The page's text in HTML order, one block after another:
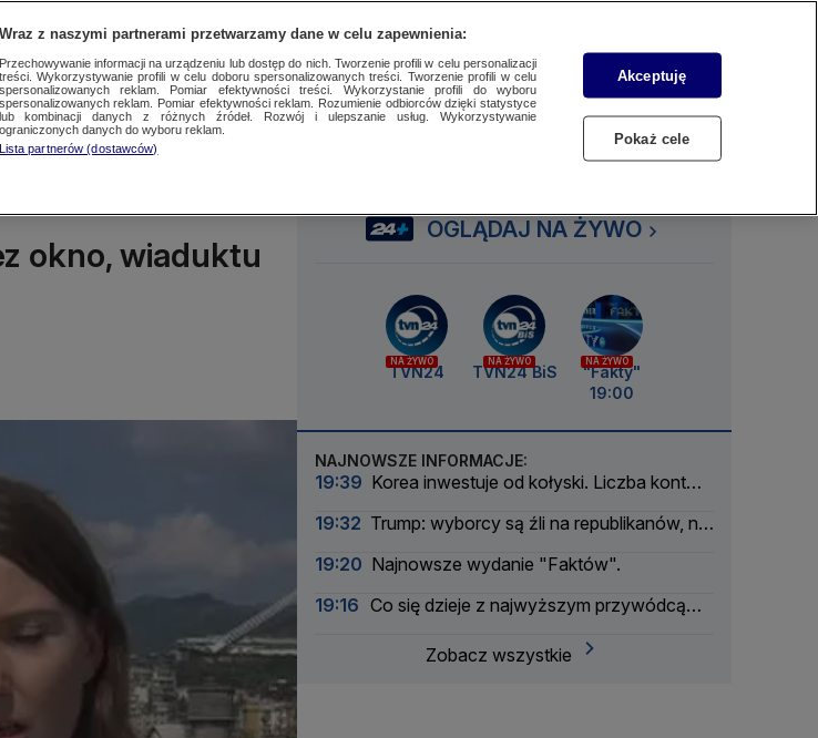
SUBSKRYBUJ
SzukajZaloguj się
CzytajSłuchaj
okno, wiaduktu
OGLĄDAJ NA ŻYWO
NA ŻYWO
TVN24
NA ŻYWO
TVN24 BiS
NA ŻYWO
"Fakty"
19:00
NAJNOWSZE INFORMACJE:
19:39 Korea inwestuje od kołyski. Liczba kont
19:32 Trump: wyborcy są źli na republikanów, nie
19:20 Najnowsze wydanie "Faktów".
19:16 Co się dzieje z najwyższym przywódcą
Zobacz wszystkie
Wraz z naszymi partnerami przetwarzamy dane w celu zapewnienia:
Przechowywanie informacji na urządzeniu lub dostęp do nich. Tworzenie profili w celu personalizacji
treści. Wykorzystywanie profili w celu doboru spersonalizowanych treści. Tworzenie profili w celu
spersonalizowanych reklam. Pomiar efektywności treści. Wykorzystanie profili do wyboru
spersonalizowanych reklam. Pomiar efektywności reklam. Rozumienie odbiorców dzięki statystyce
lub kombinacji danych z różnych źródeł. Rozwój i ulepszanie usług. Wykorzystywanie
ograniczonych danych do wyboru reklam.
Lista partnerów (dostawców)
Akceptuję
Pokaż cele